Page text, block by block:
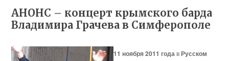
АНОНС – концерт крымского барда
Владимира Грачева в Симферополе
11 ноября 2011 годавРусском